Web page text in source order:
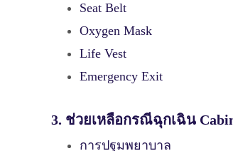
Seat Belt
Oxygen Mask
Life Vest
Emergency Exit
3. ช่วยเหลือกรณีฉุกเฉิน
การปฐมพยาบาล